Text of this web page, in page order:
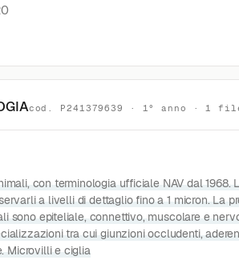
cod. P241379639 · 1° anno · 1
con terminologia ufficiale NAV dal 1968.
a livelli di dettaglio fino a 1 micron. La
sono epiteliale, connettivo, muscolare e
tra cui giunzioni occludenti,
Microvilli e ciglia